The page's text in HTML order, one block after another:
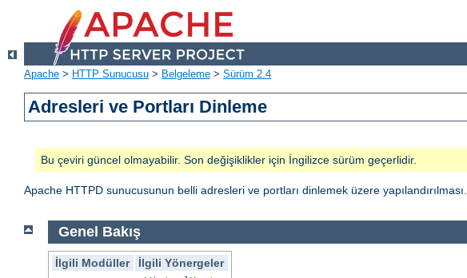
Apache > HTTP Sunucusu > Belgeleme > Sürüm 2.4
Adresleri ve Portları Dinleme
Bu çeviri güncel olmayabilir. Son değişiklikler için İngilizce sürüm geçerlidir.
Apache HTTPD sunucusunun belli adresleri ve portları dinlemek üzere yapılandırılması.
Genel Bakış
İlgili Modüller
İlgili Yönergeler